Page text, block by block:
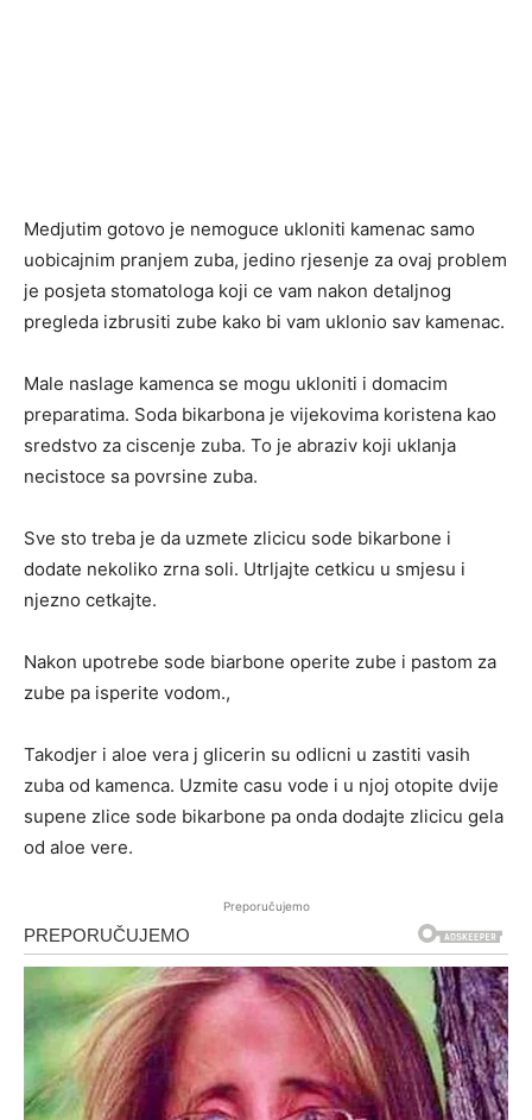
Medjutim gotovo je nemoguce ukloniti kamenac samo
uobicajnim pranjem zuba, jedino rjesenje za ovaj problem
je posjeta stomatologa koji ce vam nakon detaljnog
pregleda izbrusiti zube kako bi vam uklonio sav kamenac.
Male naslage kamenca se mogu ukloniti i domacim
preparatima. Soda bikarbona je vijekovima koristena kao
sredstvo za ciscenje zuba. To je abraziv koji uklanja
necistoce sa povrsine zuba.
Sve sto treba je da uzmete zlicicu sode bikarbone i
dodate nekoliko zrna soli. Utrljajte cetkicu u smjesu i
njezno cetkajte.
Nakon upotrebe sode biarbone operite zube i pastom za
zube pa isperite vodom.,
Takodjer i aloe vera j glicerin su odlicni u zastiti vasih
zuba od kamenca. Uzmite casu vode i u njoj otopite dvije
supene zlice sode bikarbone pa onda dodajte zlicicu gela
od aloe vere.
Preporučujemo